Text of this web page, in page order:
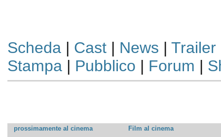
Scheda| Cast| News | Trailer
Stampa| Pubblico | Forum |
prossimamente al cinema
Film al cinema